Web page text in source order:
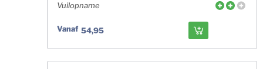
Vuilopname
Vanaf 54,95